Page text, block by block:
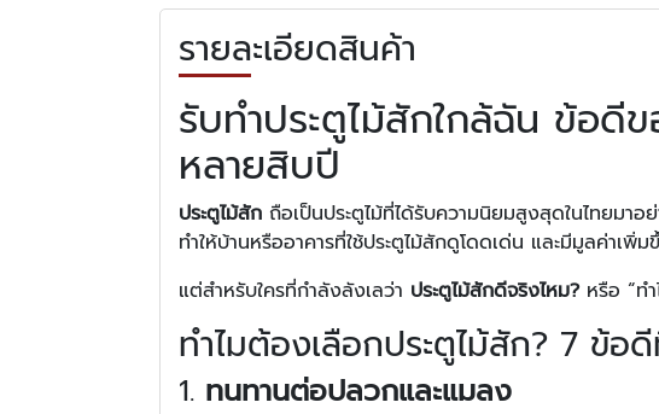
รายละเอียดสินค้า
รับทำประตูไม้สักใกล้ฉัน ข้อดี
หลายสิบปี
ประตูไม้สัก ถือเป็นประตูไม้ที่ได้รับความนิยมสูงสุดในไทยมา
ทำให้บ้านหรืออาคารที่ใช้ประตูไม้สักดูโดดเด่น และมีมูลค่าเพิ่
แต่สำหรับใครที่กำลังลังเลว่า ประตูไม้สักดีจริงไหม?หรือ “ทำ
ทำไมต้องเลือกประตูไม้สัก? 7 ข้อ
1. ทนทานต่อปลวกและแมลง